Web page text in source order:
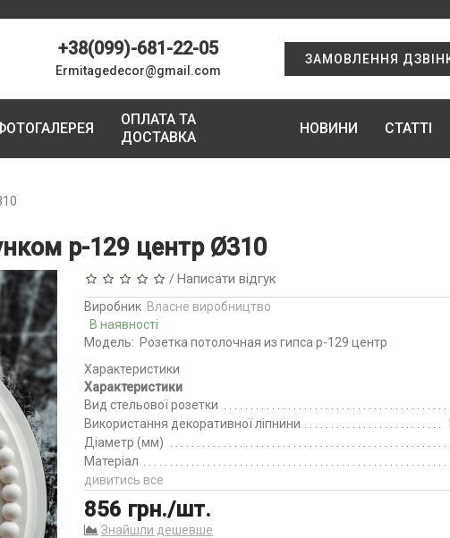
+38(099)-681-22-05
Ermitagedecor@gmail.com
ЗАМОВЛЕННЯ
ОПЛАТА ТА
ДОСТАВКА
НОВИНИ СТАТТІ
р-129 центр Ø310
/Написати відгук
Виробник Власне виробництво
В наявності
Модель: Розетка потолочная из гипса р-129 центр
Характеристики
Характеристики
Вид стельової розетки
Використання декоративної ліпнини
Діаметр (мм)
Матеріал
дивитись все
856 грн./шт.
Знайшли дешевше